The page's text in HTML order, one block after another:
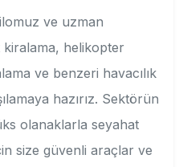
ve uzman
helikopter
ve benzeri havacılık
hazırız. Sektörün
olanaklarla seyahat
size güvenli araçlar ve